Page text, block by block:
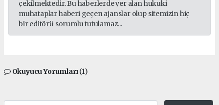
çekilmektedir. Bu haberlerde yer alan hukuki
muhataplar haberi geçen ajanslar olup sitemizin hiç
bir editörü sorumlu tutulamaz...
Okuyucu Yorumları(1)